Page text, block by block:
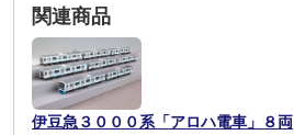
関連商品
伊豆急３０００系「アロハ電車」８両